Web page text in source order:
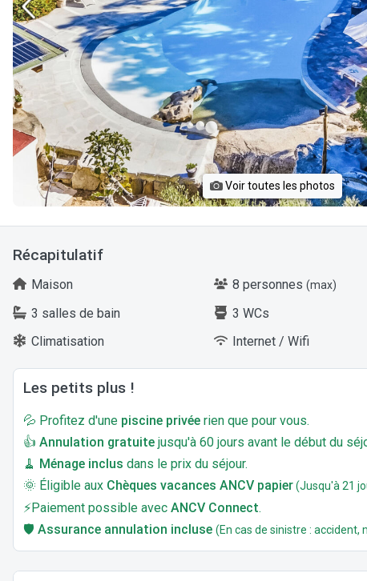
Voir toutes les photos
Récapitulatif
Maison 8 personnes (max)
3 salles de bain
3 WCs
Climatisation
Internet / Wifi
Les petits plus !
💦 Profitez d'une piscine privée rien que pour vous.
👍 Annulation gratuite jusqu'à 60 jours avant le début du
🧹 Ménage inclus dans le prix du séjour.
🌞 Éligible aux Chèques vacances ANCV papier(Jusqu'à 21
⚡Paiement possible avec ANCV Connect.
🛡️ Assurance annulation incluse (En cas de sinistre : accident,